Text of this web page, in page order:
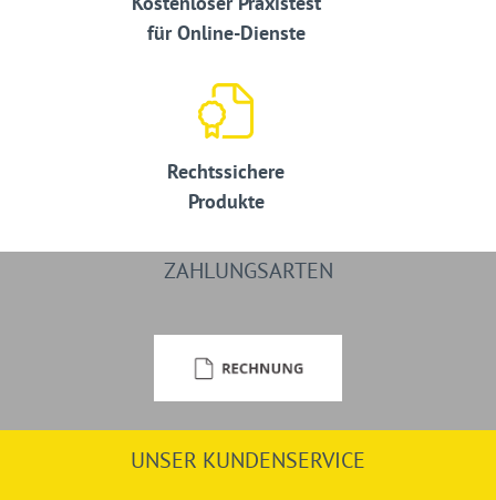
für Online-Dienste
Rechtssichere
Produkte
ZAHLUNGSARTEN
UNSER KUNDENSERVICE